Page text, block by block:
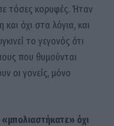
τόσες κορυφές. Ήταν
όχι στα λόγια, και
το γεγονός ότι
που θυμούνται
οι γονείς, μόνο
όχι